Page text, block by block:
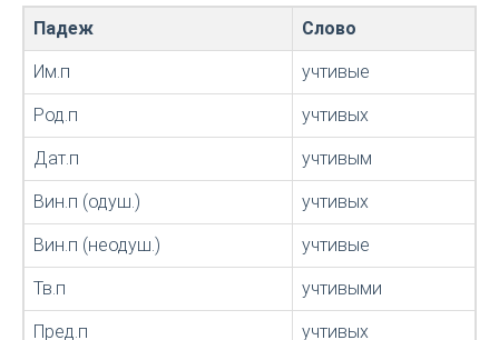
Падеж Слово
Им.п учтивые
Род.п учтивых
Дат.п учтивым
Вин.п (одуш.) учтивых
Вин.п (неодуш.) учтивые
Тв.п учтивыми
Пред.п учтивых